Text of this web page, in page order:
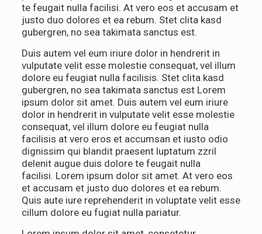
te feugait nulla facilisi. At vero eos et accusam et
justo duo dolores et ea rebum. Stet clita kasd
gubergren, no sea takimata sanctus est.
Duis autem vel eum iriure dolor in hendrerit in
vulputate velit esse molestie consequat, vel illum
dolore eu feugiat nulla facilisis. Stet clita kasd
gubergren, no sea takimata sanctus est Lorem
ipsum dolor sit amet. Duis autem vel eum iriure
dolor in hendrerit in vulputate velit esse molestie
consequat, vel illum dolore eu feugiat nulla
facilisis at vero eros et accumsan et iusto odio
dignissim qui blandit praesent luptatum zzril
delenit augue duis dolore te feugait nulla
facilisi. Lorem ipsum dolor sit amet. At vero eos
et accusam et justo duo dolores et ea rebum.
Quis aute iure reprehenderit in voluptate velit esse
cillum dolore eu fugiat nulla pariatur.